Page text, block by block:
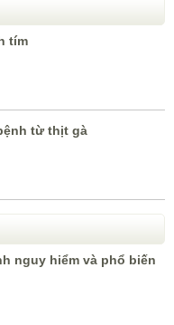
tím
từ thịt gà
nguy hiểm và phổ biến